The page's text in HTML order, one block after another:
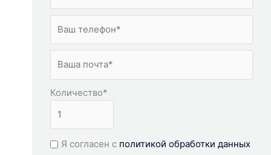
Количество*
Я согласен с политикой обработки данных